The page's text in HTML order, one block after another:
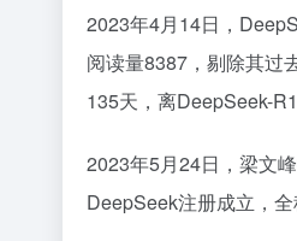
2023年4月14日，
阅读量8387，剔除其过
135天，离DeepSeek-R1
2023年5月24日，梁文
DeepSeek注册成立，